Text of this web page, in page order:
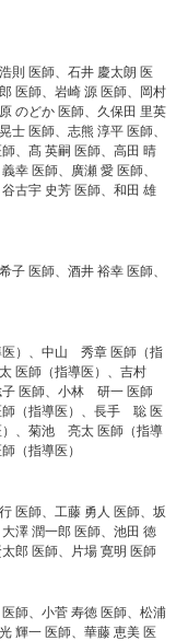
則 医師、石井 慶太朗 医
医師、岩崎 源 医師、岡村
のどか 医師、久保田 里英
士 医師、志熊 淳平 医師、
、髙 英嗣 医師、高田 晴
幸 医師、廣瀬 愛 医師、
古宇 史芳 医師、和田 雄
子 医師、酒井 裕幸 医師、
）、中山 秀章 医師（指
医師（指導医）、吉村
医師、小林 研一 医師
（指導医）、長手 聡 医
、菊池 亮太 医師（指導
（指導医）
医師、工藤 勇人 医師、坂
澤 潤一郎 医師、池田 徳
郎 医師、片場 寛明 医師
師、小菅 寿徳 医師、松浦
輝一 医師、華藤 恵美 医